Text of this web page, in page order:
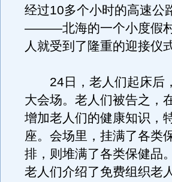
经过10多个小时的高速公
———北海的一个小度假
人就受到了隆重的迎接仪式
24日，老人们起床后
大会场。老人们被告之，
增加老人们的健康知识，
座。会场里，挂满了各类
排，则堆满了各类保健品
老人们介绍了免费组织老